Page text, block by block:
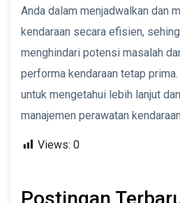
Anda dalam menjadwalkan dan
kendaraan secara efisien,
menghindari potensi masalah
performa kendaraan tetap
untuk mengetahui lebih lanjut
manajemen perawatan
Views: 0
Postingan